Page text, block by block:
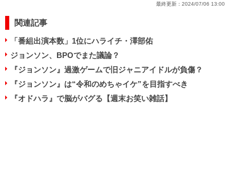
最終更新： 2024/07/06 13:00
関連記事
「番組出演本数」1位にハライチ・澤部佑
ジョンソン、BPOでまた議論？
『ジョンソン』過激ゲームで旧ジャニアイドルが負傷？
『ジョンソン』は“令和のめちゃイケ”を目指すべき
『オドハラ』で脳がバグる【週末お笑い雑話】